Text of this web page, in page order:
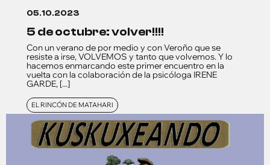
05.10.2023
5 de octubre: volver!!!!
Con un verano de por medio y con Veroño que se
resiste a irse, VOLVEMOS y tanto que volvemos. Y lo
hacemos enmarcando este primer encuentro en la
vuelta con la colaboración de la psicóloga IRENE
GARDE, [...]
EL RINCÓN DE MATAHARI